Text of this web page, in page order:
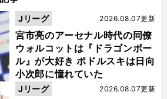
宮市亮のアーセナル時代の同僚
ウォルコットは『ドラゴンボー
ル』が大好き ポドルスキは日向
小次郎に憧れていた
2026.08.07更新
Jリーグ
2026.08.07更新
Jリーグ